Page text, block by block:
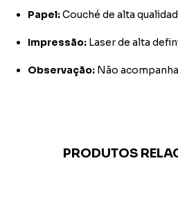
Papel:Couché de alta
Impressão: Laser de alta
Observação: Não
PRODUTOS